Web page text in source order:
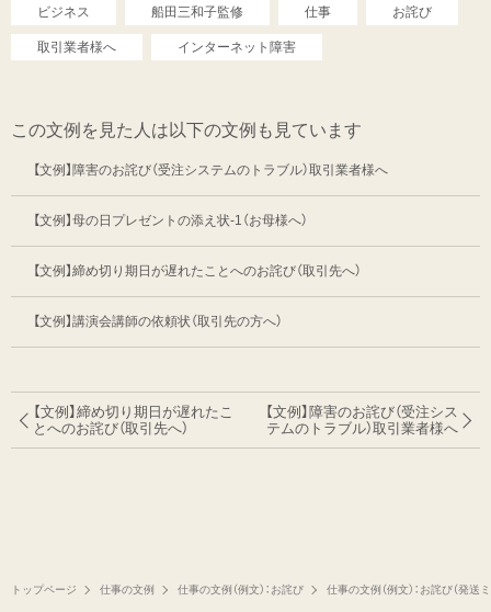
ビジネス 船田三和子監修 仕事 お詫び
取引業者様へ インターネット障害
この文例を見た人は以下の文例も見ています
【文例】障害のお詫び（受注システムのトラブル）取引業者様へ
【文例】母の日プレゼントの添え状-1（お母様へ）
【文例】締め切り期日が遅れたことへのお詫び（取引先へ）
【文例】講演会講師の依頼状（取引先の方へ）
【文例】締め切り期日が遅れたこ
とへのお詫び（取引先へ）
【文例】障害のお詫び（受注シス
テムのトラブル）取引業者様へ
トップページ 仕事の文例 仕事の文例（例文）：お詫び 仕事の文例（例文）：お詫び（発